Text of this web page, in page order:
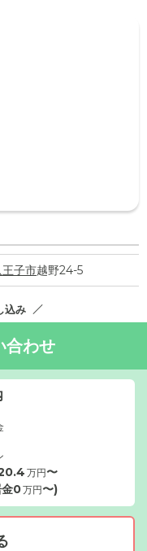
王子市越野24-5
込み
合わせ
万円〜
0万円〜)